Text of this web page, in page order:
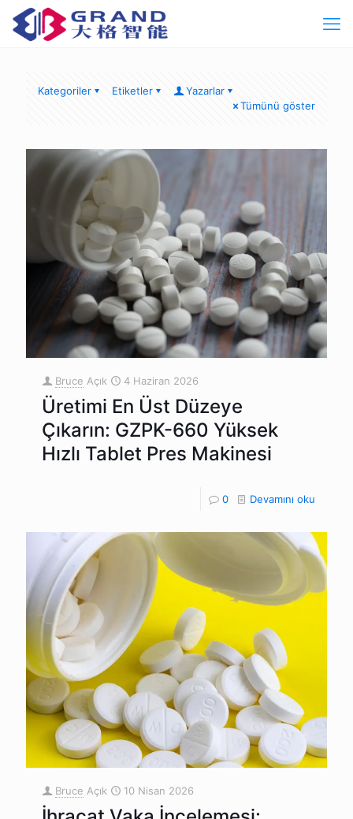
Kategoriler Etiketler
Yazarlar
Tümünü göster
Bruce Açık 4 Haziran 2026
Üretimi En Üst Düzeye
Çıkarın: GZPK-660 Yüksek
Hızlı Tablet Pres Makinesi
0 Devamını oku
Bruce Açık 10 Nisan 2026